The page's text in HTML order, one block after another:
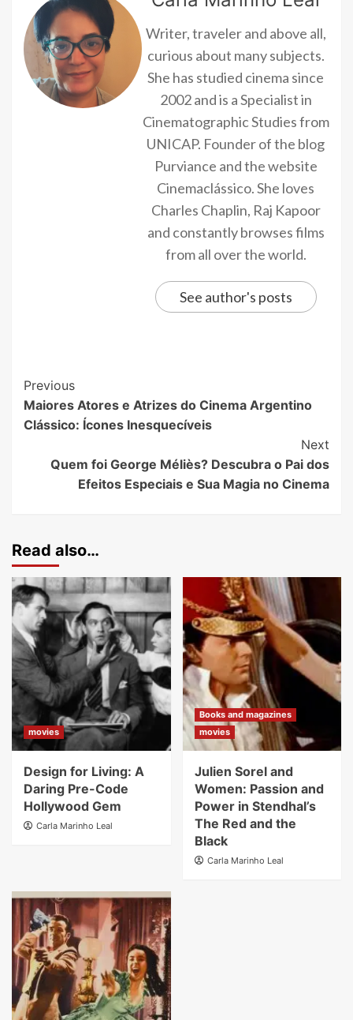
Writer, traveler and above all,
curious about many subjects.
She has studied cinema since
2002 and is a Specialist in
Cinematographic Studies from
UNICAP. Founder of the blog
Purviance and the website
Cinemaclássico. She loves
Charles Chaplin, Raj Kapoor
and constantly browses films
from all over the world.
See author's posts
Previous
Maiores Atores e Atrizes do Cinema Argentino
Clássico: Ícones Inesquecíveis
Next
Quem foi George Méliès? Descubra o Pai dos
Efeitos Especiais e Sua Magia no Cinema
Read also…
movies
Design for Living: A
Daring Pre-Code
Hollywood Gem
Carla Marinho Leal
Books and magazines
movies
Julien Sorel and
Women: Passion and
Power in Stendhal’s
The Red and the
Black
Carla Marinho Leal